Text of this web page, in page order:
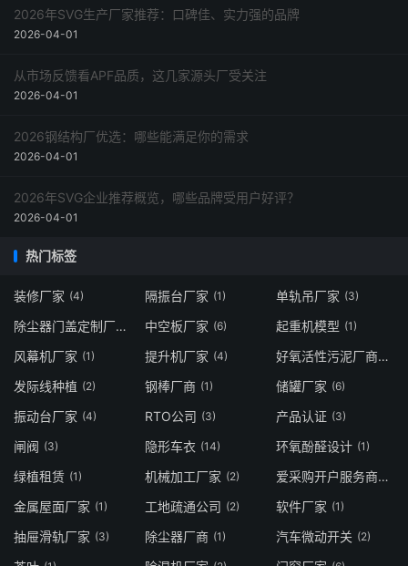
2026年SVG生产厂家推荐：口碑佳、实力强的品牌
2026-04-01
从市场反馈看APF品质，这几家源头厂受关注
2026-04-01
2026钢结构厂优选：哪些能满足你的需求
2026-04-01
2026年SVG企业推荐概览，哪些品牌受用户好评？
2026-04-01
热门标签
装修厂家 (4) 隔振台厂家 (1) 单轨吊厂家 (3)
除尘器门盖定制厂家 中空板厂家 (6) 起重机模型 (1)
风幕机厂家 (1) 提升机厂家 (4) 好氧活性污泥厂商
(1)
发际线种植 (2) 钢棒厂商 (1) 储罐厂家 (6)
振动台厂家 (4) RTO公司 (3) 产品认证 (3)
闸阀 (3) 隐形车衣 (14) 环氧酚醛设计 (1)
绿植租赁 (1) 机械加工厂家 (2) 爱采购开户服务商
(2)
金属屋面厂家 (1) 工地疏通公司 (2) 软件厂家 (1)
抽屉滑轨厂家 (3) 除尘器厂商 (1) 汽车微动开关 (2)